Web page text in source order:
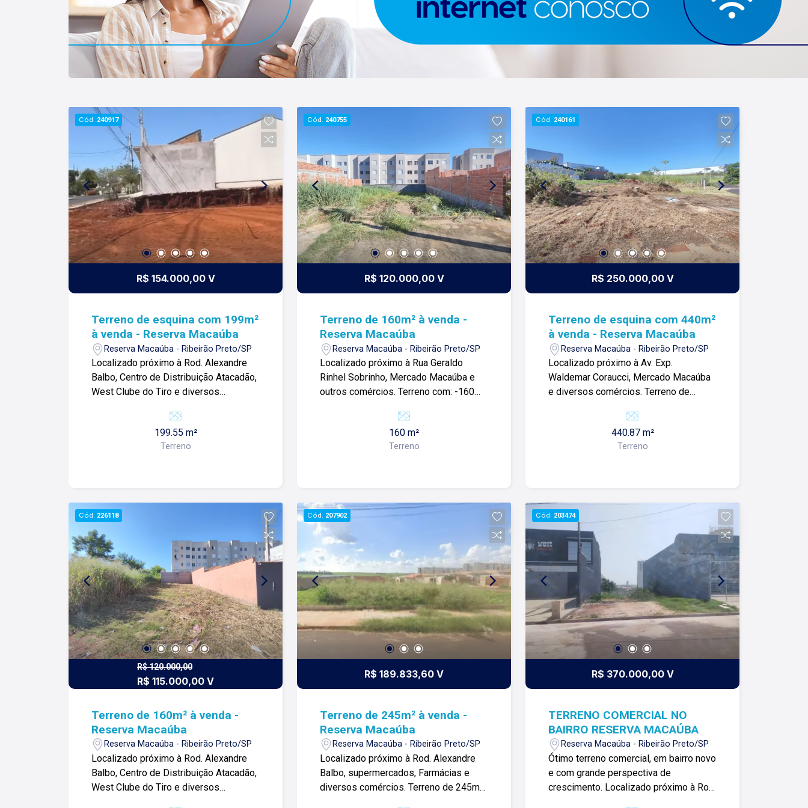
Cód. 240917
R$ 154.000,00 V
Terreno de esquina com 199m²
à venda - Reserva Macaúba
Reserva Macaúba - Ribeirão Preto/SP
Localizado próximo à Rod. Alexandre
Balbo, Centro de Distribuição Atacadão,
West Clube do Tiro e diversos
Espaço amplo; -De esquina; -Ideal para
agendar visita, entre em contato. Lago
199.55 m²
Terreno
Cód. 240755
R$ 120.000,00 V
Terreno de 160m² à venda -
Reserva Macaúba
Reserva Macaúba - Ribeirão Preto/SP
Localizado próximo à Rua Geraldo
Rinhel Sobrinho, Mercado Macaúba e
outros comércios. Terreno com: -160m²;
Para mais informações e agendar
visita, entre em contato. Lago Imóveis -
Desde 1987 construindo
160 m²
Terreno
Cód. 240161
R$ 250.000,00 V
Terreno de esquina com 440m²
à venda - Reserva Macaúba
Reserva Macaúba - Ribeirão Preto/SP
Localizado próximo à Av. Exp.
Waldemar Coraucci, Mercado Macaúba
e diversos comércios. Terreno de
Boa topografia; -Pronto para construir;
Para mais informações e agendamento
de visita, entre em contato. Lago
440.87 m²
Terreno
Cód. 226118
R$ 120.000,00
R$ 115.000,00 V
Terreno de 160m² à venda -
Reserva Macaúba
Reserva Macaúba - Ribeirão Preto/SP
Localizado próximo à Rod. Alexandre
Balbo, Centro de Distribuição Atacadão,
West Clube do Tiro e diversos
Cód. 207902
R$ 189.833,60 V
Terreno de 245m² à venda -
Reserva Macaúba
Reserva Macaúba - Ribeirão Preto/SP
Localizado próximo à Rod. Alexandre
Balbo, supermercados, Farmácias e
diversos comércios. Terreno de 245m²:
Cód. 203474
R$ 370.000,00 V
TERRENO COMERCIAL NO
BAIRRO RESERVA MACAÚBA
Reserva Macaúba - Ribeirão Preto/SP
Ótimo terreno comercial, em bairro novo
e com grande perspectiva de
crescimento. Localizado próximo à Rod.